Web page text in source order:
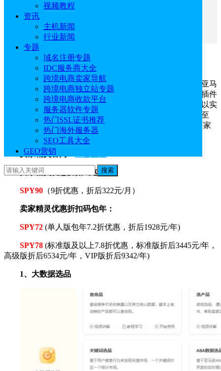
视频教程
资讯
主机新闻
行业新闻
专题
域名注册专题
IDC服务商大全
跨境电商卖家导航
跨境电商独立站专题
跨境电商收款平台
服务器软件专题
热门SSL证书推荐
热门海外服务器
SEO工具大全
GEO营销
搜索
亚马逊电商工具有哪些一：卖家精灵
亚马逊电商工具有哪些二：优麦云
亚马逊电商工具有哪些三：Sif
亚马逊电商工具有哪些一：卖家精灵
卖家精灵是云雅科技公司推出的一款集亚马逊选品、亚马
逊关键词挖掘、亚马逊运营营销为一体的电商工具。提供插件
版和网页版两种使用方法，借助多样的使用方法，用户可以实
现更加全面亚马逊店铺运营，此外卖家精灵目前还提供低至
7.2折的购买优惠，同样也支持一个月的免费试用，帮助商家
在试用期限，了解卖家精灵的核心功能。
卖家精灵官网
卖家精灵优惠折扣码包月：
SPY90 （9折优惠，折后322元/月）
卖家精灵优惠折扣码包年：
SPY72 (单人版包年7.2折优惠，折后1928元/年)
SPY78 (标准版及以上7.8折优惠，标准版折后3445元/年，
高级版折后6534元/年，VIP版折后9342/年)
1、大数据选品